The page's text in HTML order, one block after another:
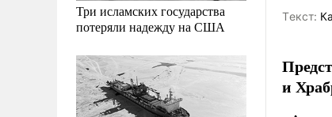
Три исламских государства
потеряли надежду на США
Tекст:
и